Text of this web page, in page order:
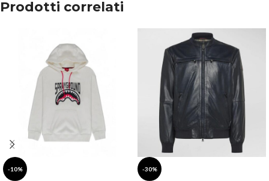
Prodotti correlati
-10% -30%